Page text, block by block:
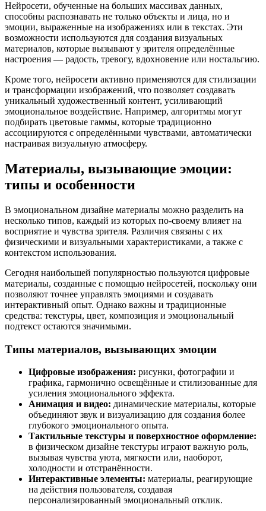
Нейросети, обученные на больших массивах данных,
способны распознавать не только объекты и лица, но и
эмоции, выраженные на изображениях или в текстах. Эти
возможности используются для создания визуальных
материалов, которые вызывают у зрителя определённые
настроения — радость, тревогу, вдохновение или ностальгию.
Кроме того, нейросети активно применяются для стилизации
и трансформации изображений, что позволяет создавать
уникальный художественный контент, усиливающий
эмоциональное воздействие. Например, алгоритмы могут
подбирать цветовые гаммы, которые традиционно
ассоциируются с определёнными чувствами, автоматически
настраивая визуальную атмосферу.
Материалы, вызывающие эмоции:
типы и особенности
В эмоциональном дизайне материалы можно разделить на
несколько типов, каждый из которых по-своему влияет на
восприятие и чувства зрителя. Различия связаны с их
физическими и визуальными характеристиками, а также с
контекстом использования.
Сегодня наибольшей популярностью пользуются цифровые
материалы, созданные с помощью нейросетей, поскольку они
позволяют точнее управлять эмоциями и создавать
интерактивный опыт. Однако важны и традиционные
средства: текстуры, цвет, композиция и эмоциональный
подтекст остаются значимыми.
Типы материалов, вызывающих эмоции
Цифровые изображения: рисунки, фотографии и
графика, гармонично освещённые и стилизованные для
усиления эмоционального эффекта.
Анимация и видео: динамические материалы, которые
объединяют звук и визуализацию для создания более
глубокого эмоционального опыта.
Тактильные текстуры и поверхностное оформление:
в физическом дизайне текстуры играют важную роль,
вызывая чувства уюта, мягкости или, наоборот,
холодности и отстранённости.
Интерактивные элементы: материалы, реагирующие
на действия пользователя, создавая
персонализированный эмоциональный отклик.